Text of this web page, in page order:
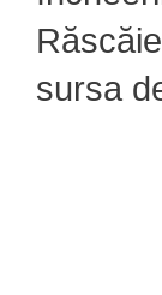
sursa